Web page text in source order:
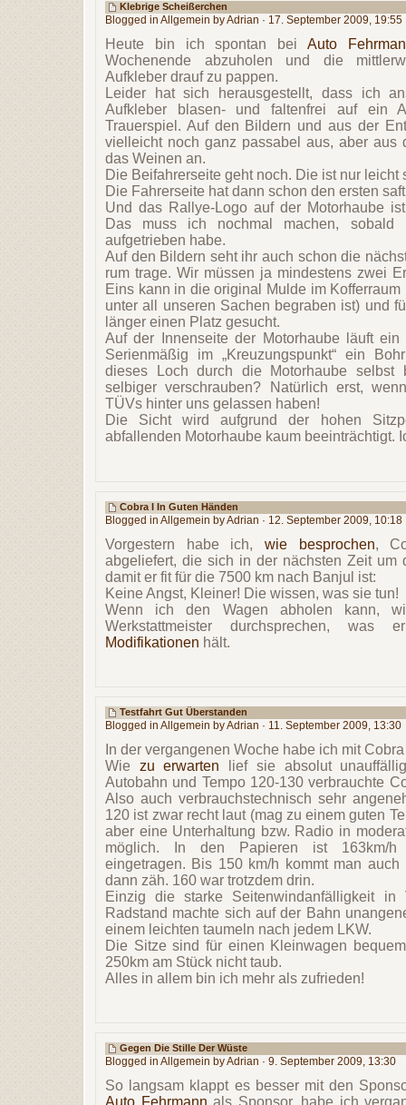
Klebrige Scheißerchen
Blogged in Allgemein by Adrian · 17. September 2009, 19:55
Heute bin ich spontan beiAuto
Wochenende abzuholen und die
Aufkleber drauf zu pappen.
Leider hat sich herausgestellt, dass ich
Aufkleber blasen- und faltenfrei auf ein
Trauerspiel. Auf den Bildern und aus der
vielleicht noch ganz passabel aus, aber aus
das Weinen an.
Die Beifahrerseite geht noch. Die ist nur leicht
Die Fahrerseite hat dann schon den ersten
Und das Rallye-Logo auf der Motorhaube
Das muss ich nochmal machen, sobald
aufgetrieben habe.
Auf den Bildern seht ihr auch schon die
rum trage. Wir müssen ja mindestens zwei
Eins kann in die original Mulde im
unter all unseren Sachen begraben ist) und
länger einen Platz gesucht.
Auf der Innenseite der Motorhaube läuft ein
Serienmäßig im „Kreuzungspunkt“ ein
dieses Loch durch die Motorhaube
selbiger verschrauben? Natürlich erst,
TÜVs hinter uns gelassen haben!
Die Sicht wird aufgrund der hohen
abfallenden Motorhaube kaum beeinträchtigt.
Cobra I In Guten Händen
Blogged in Allgemein by Adrian · 12. September 2009, 10:18
Vorgestern habe ich, wie besprochen,
abgeliefert, die sich in der nächsten Zeit um
damit er fit für die 7500 km nach Banjul ist:
Keine Angst, Kleiner! Die wissen, was sie tun!
Wenn ich den Wagen abholen kann,
Werkstattmeister durchsprechen,
Modifikationen hält.
Testfahrt Gut Überstanden
Blogged in Allgemein by Adrian · 11. September 2009, 13:30
In der vergangenen Woche habe ich mit
Wie zu erwarten lief sie absolut
Autobahn und Tempo 120-130 verbrauchte
Also auch verbrauchstechnisch sehr
120 ist zwar recht laut (mag zu einem guten
aber eine Unterhaltung bzw. Radio in
möglich. In den Papieren ist 163km/h
eingetragen. Bis 150 km/h kommt man
dann zäh. 160 war trotzdem drin.
Einzig die starke Seitenwindanfälligkeit in
Radstand machte sich auf der Bahn
einem leichten taumeln nach jedem LKW.
Die Sitze sind für einen Kleinwagen
250km am Stück nicht taub.
Alles in allem bin ich mehr als zufrieden!
Gegen Die Stille Der Wüste
Blogged in Allgemein by Adrian · 9. September 2009, 13:30
So langsam klappt es besser mit den